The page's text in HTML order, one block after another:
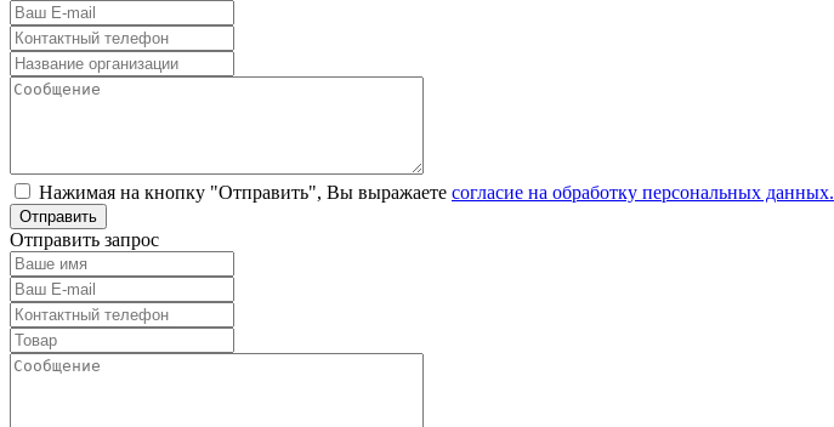
Нажимая на кнопку "Отправить", Вы выражаете согласие на обработку персональных данных.
Отправить запрос